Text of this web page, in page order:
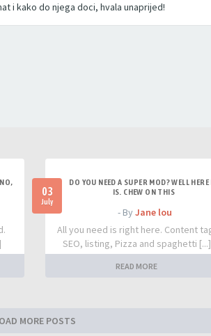
i kako do njega doci, hvala unaprijed!
03
July
DO YOU NEED A SUPER MOD? WELL HERE
IS. CHEW ON THIS
- By Jane lou
All you need is right here. Content
SEO, listing, Pizza and spaghetti [...]
READ MORE
MORE POSTS